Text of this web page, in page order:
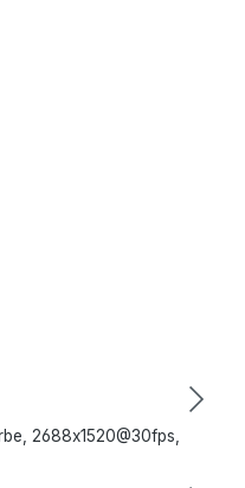
2688x1520@30fps,